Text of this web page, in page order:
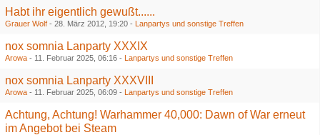
Habt ihr eigentlich gewußt......
Grauer Wolf - 28. März 2012, 19:20 - Lanpartys und sonstige Treffen
nox somnia Lanparty XXXIX
Arowa - 11. Februar 2025, 06:16 - Lanpartys und sonstige Treffen
nox somnia Lanparty XXXVIII
Arowa - 11. Februar 2025, 06:09 - Lanpartys und sonstige Treffen
Achtung, Achtung! Warhammer 40,000: Dawn of War erneut
im Angebot bei Steam